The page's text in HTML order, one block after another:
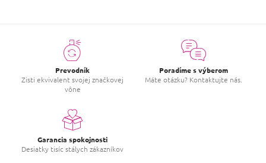
Prevodník
Zisti ekvivalent svojej značkovej
vône
Poradíme s výberom
Máte otázku? Kontaktujte nás.
Garancia spokojnosti
Desiatky tisíc stálych zákazníkov